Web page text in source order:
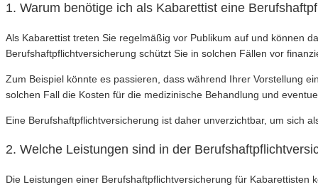
1. Warum benötige ich als Kabarettist eine
Als Kabarettist treten Sie regelmäßig vor Publikum auf und können
Berufshaftpflichtversicherung schützt Sie in solchen Fällen vor
Zum Beispiel könnte es passieren, dass während Ihrer Vorstellung
solchen Fall die Kosten für die medizinische Behandlung und
Eine Berufshaftpflichtversicherung ist daher unverzichtbar, um sich
2. Welche Leistungen sind in der
Die Leistungen einer Berufshaftpflichtversicherung für